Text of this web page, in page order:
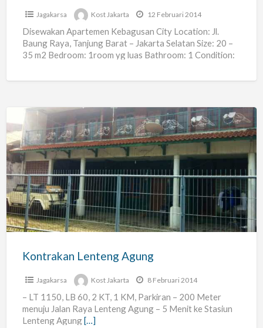
Jagakarsa Kost Jakarta 12 Februari 2014
Disewakan Apartemen Kebagusan City Location: Jl.
Baung Raya, Tanjung Barat – Jakarta Selatan Size: 20 –
35 m2 Bedroom: 1room yg luas Bathroom: 1 Condition:
Kontrakan
Lenteng
Agung
Kontrakan Lenteng Agung
Jagakarsa Kost Jakarta 8 Februari 2014
– LT 1150, LB 60, 2 KT, 1 KM, Parkiran – 200 Meter
menuju Jalan Raya Lenteng Agung – 5 Menit ke Stasiun
Lenteng Agung[…]